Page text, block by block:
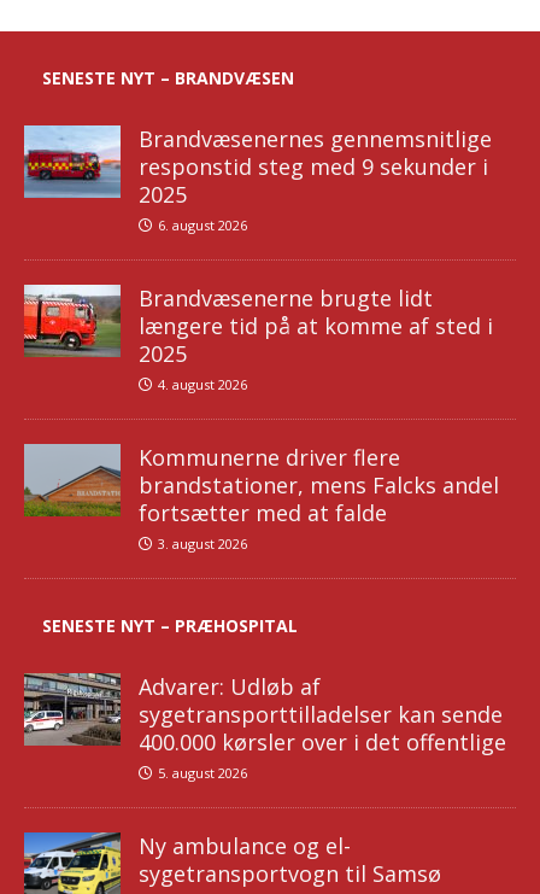
SENESTE NYT – BRANDVÆSEN
Brandvæsenernes gennemsnitlige
responstid steg med 9 sekunder i
2025
6. august 2026
Brandvæsenerne brugte lidt
længere tid på at komme af sted i
2025
4. august 2026
Kommunerne driver flere
brandstationer, mens Falcks andel
fortsætter med at falde
3. august 2026
SENESTE NYT – PRÆHOSPITAL
Advarer: Udløb af
sygetransporttilladelser kan sende
400.000 kørsler over i det offentlige
5. august 2026
Ny ambulance og el-
sygetransportvogn til Samsø